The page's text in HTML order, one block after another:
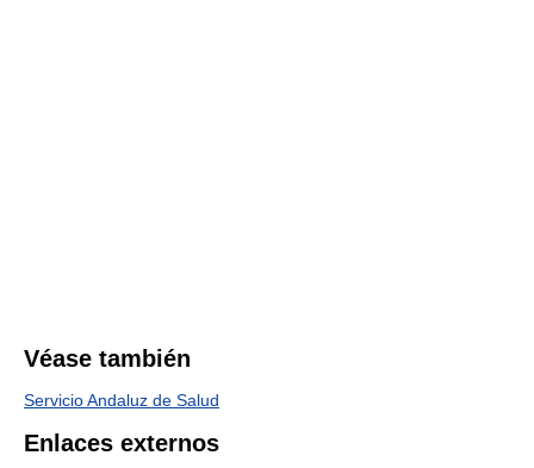
Véase también
Servicio Andaluz de Salud
Enlaces externos